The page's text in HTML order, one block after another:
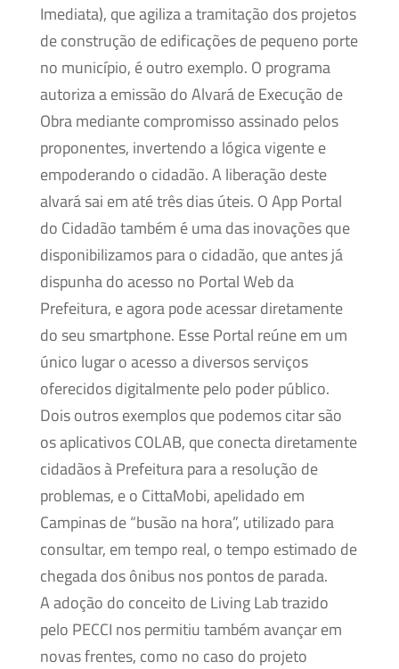
Imediata), que agiliza a tramitação dos projetos
de construção de edificações de pequeno porte
no município, é outro exemplo. O programa
autoriza a emissão do Alvará de Execução de
Obra mediante compromisso assinado pelos
proponentes, invertendo a lógica vigente e
empoderando o cidadão. A liberação deste
alvará sai em até três dias úteis. O App Portal
do Cidadão também é uma das inovações que
disponibilizamos para o cidadão, que antes já
dispunha do acesso no Portal Web da
Prefeitura, e agora pode acessar diretamente
do seu smartphone. Esse Portal reúne em um
único lugar o acesso a diversos serviços
oferecidos digitalmente pelo poder público.
Dois outros exemplos que podemos citar são
os aplicativos COLAB, que conecta diretamente
cidadãos à Prefeitura para a resolução de
problemas, e o CittaMobi, apelidado em
Campinas de “busão na hora”, utilizado para
consultar, em tempo real, o tempo estimado de
chegada dos ônibus nos pontos de parada.
A adoção do conceito de Living Lab trazido
pelo PECCI nos permitiu também avançar em
novas frentes, como no caso do projeto